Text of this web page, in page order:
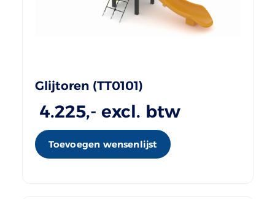
Glijtoren (TT0101)
4.225,- excl. btw
Toevoegen wensenlijst